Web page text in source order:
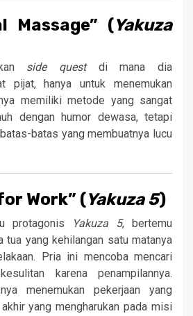
Massage” (Yakuza
side questdi mana dia
pijat, hanya untuk menemukan
memiliki metode yang sangat
dengan humor dewasa, tetapi
batas yang membuatnya lucu
Work” (Yakuza 5)
protagonis Yakuza 5, bertemu
tua yang kehilangan satu matanya
Pria ini mencoba mencari
karena penampilannya.
menemukan pekerjaan yang
yang mengharukan pada misi